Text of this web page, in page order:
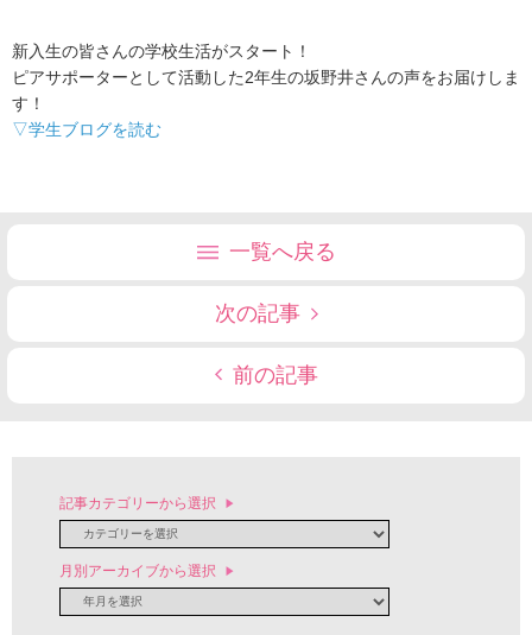
新入生の皆さんの学校生活がスタート！
ピアサポーターとして活動した2年生の坂野井さんの声をお届けしま
す！
▽学生ブログを読む
一覧へ戻る
次の記事
前の記事
記事カテゴリーから選択
月別アーカイブから選択